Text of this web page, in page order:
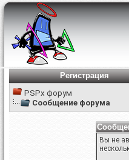
Регистрация
PSPx форум
Сообщение форума
Вы не